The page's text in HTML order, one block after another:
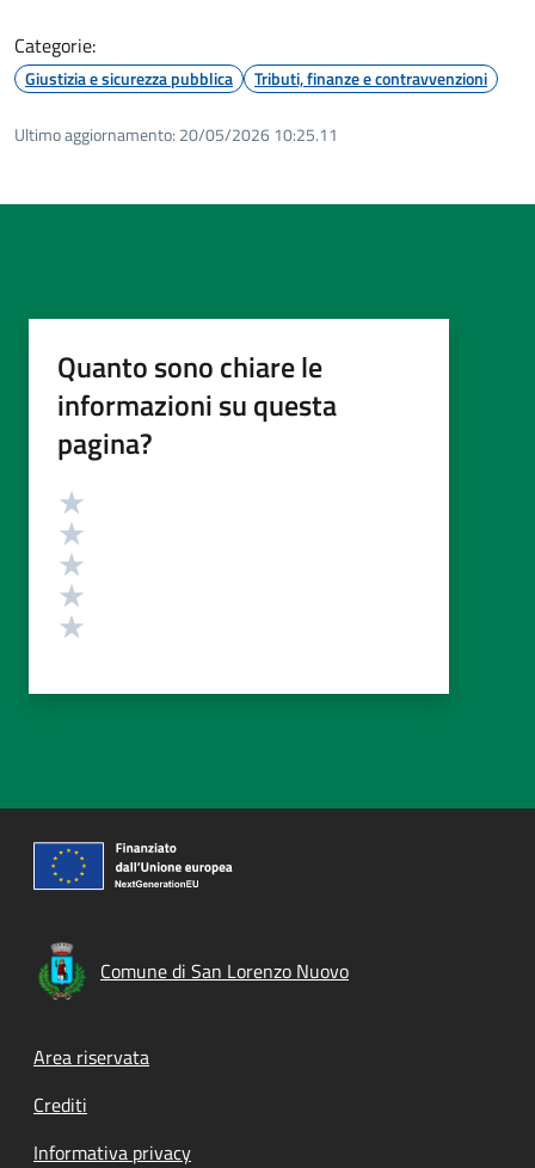
Categorie:
Giustizia e sicurezza pubblica Tributi, finanze e contravvenzioni
Ultimo aggiornamento: 20/05/2026 10:25.11
Quanto sono chiare le
informazioni su questa
pagina?
Valutazione
Comune di San Lorenzo Nuovo
Footer menu
Area riservata
Crediti
Informativa privacy